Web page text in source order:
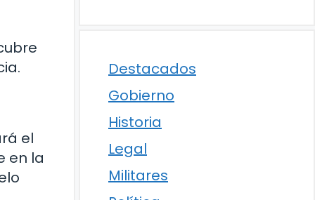
el
en la
Destacados
Gobierno
Historia
Legal
Militares